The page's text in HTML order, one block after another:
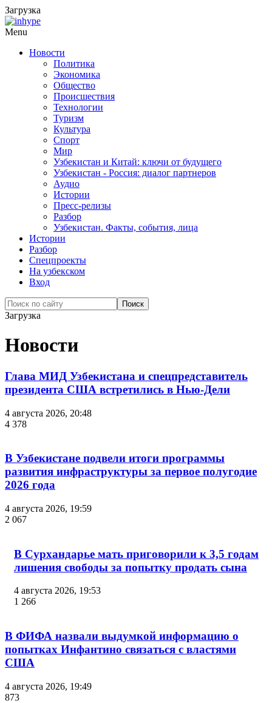
Загрузка
Menu
Новости
Политика
Экономика
Общество
Происшествия
Технологии
Туризм
Культура
Спорт
Мир
Узбекистан и Китай: ключи от будущего
Узбекистан - Россия: диалог партнеров
Аудио
Истории
Пресс-релизы
Разбор
Узбекистан. Факты, события, лица
Истории
Разбор
Спецпроекты
На узбекском
Вход
Загрузка
Новости
Глава МИД Узбекистана и спецпредставитель
президента США встретились в Нью-Дели
4 августа 2026, 20:48
4 378
В Узбекистане подвели итоги программы
развития инфраструктуры за первое полугодие
2026 года
4 августа 2026, 19:59
2 067
В Сурхандарье мать приговорили к 3,5 годам
лишения свободы за попытку продать сына
4 августа 2026, 19:53
1 266
В ФИФА назвали выдумкой информацию о
попытках Инфантино связаться с властями
США
4 августа 2026, 19:49
873